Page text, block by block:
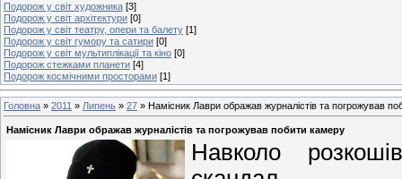
Подорож у світ художника [3]
Подорож у світ архітектури [0]
Подорож у світ театру, опери та балету [1]
Подорож у світ гумору та сатири [0]
Подорож у світ мультиплікації та кіно [0]
Подорож стежками планети [4]
Подорож космічними просторами [1]
Головна » 2011 » Липень » 27 » Намісник Лаври ображав журналістів та погрожував
Намісник Лаври ображав журналістів та погрожував побити камеру
Навколо